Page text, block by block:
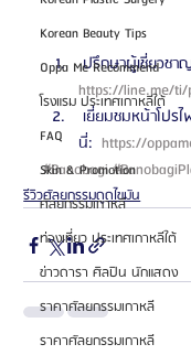
Korean Beauty Tips
Oppa Me Recommend
โรงแรม ประเทศเกาหลีใต้
FAQ
Skin & Promotion
ศัลยกรรมเกาหลี
ท่องเที่ยว ประเทศเกาหลีใต้
ข่าวดารา ศิลปิน นักแสดง
ราคาศัลยกรรมเกาหลี
ราคาศัลยกรรมเกาหลี
ปรึกษาผู้เชี่ยวชา
https://line.me/ti/
นี่: https://
#Banobagi
รีวิวศัลยกรรมดูดไขมัน